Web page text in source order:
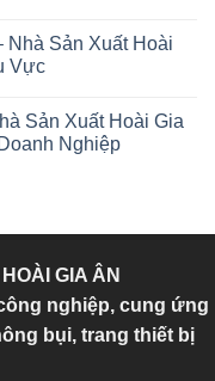
Nhà Sản Xuất Hoài
Vực
Sản Xuất Hoài Gia
Nghiệp
GIA ÂN
nghiệp, cung ứng
bụi, trang thiết bị